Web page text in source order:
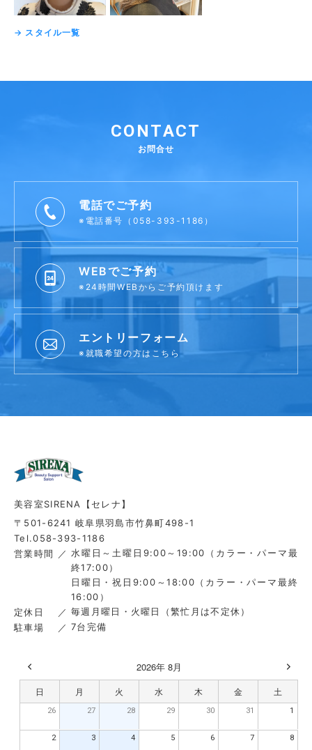
→ スタイル一覧
CONTACT
お問合せ
電話でご予約
※電話番号（058-393-1186）
WEBでご予約
※24時間WEBからご予約頂けます
エントリーフォーム
※就職希望の方はこちら
美容室SIRENA【セレナ】
〒501-6241 岐阜県羽島市竹鼻町498-1
Tel.058-393-1186
営業時間
水曜日～土曜日9:00～19:00（カラー・パーマ最
終17:00）
日曜日・祝日9:00～18:00（カラー・パーマ最終
16:00）
定休日
毎週月曜日・火曜日（繁忙月は不定休）
駐車場
7台完備
2026年 8月
日 月 火 水 木 金 土
26 27 28 29 30 31 1
2 3 4 5 6 7 8